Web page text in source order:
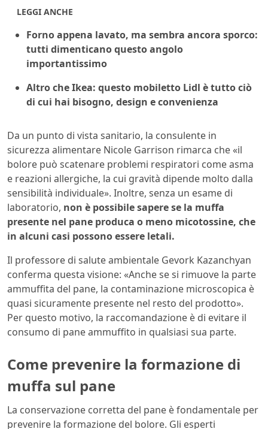
LEGGI ANCHE
Forno appena lavato, ma sembra ancora sporco:
tutti dimenticano questo angolo
importantissimo
Altro che Ikea: questo mobiletto Lidl è tutto ciò
di cui hai bisogno, design e convenienza
Da un punto di vista sanitario, la consulente in
sicurezza alimentare Nicole Garrison rimarca che «il
bolore può scatenare problemi respiratori come asma
e reazioni allergiche, la cui gravità dipende molto dalla
sensibilità individuale». Inoltre, senza un esame di
laboratorio, non è possibile sapere se la muffa
presente nel pane produca o meno micotossine, che
in alcuni casi possono essere letali.
Il professore di salute ambientale Gevork Kazanchyan
conferma questa visione: «Anche se si rimuove la parte
ammuffita del pane, la contaminazione microscopica è
quasi sicuramente presente nel resto del prodotto».
Per questo motivo, la raccomandazione è di evitare il
consumo di pane ammuffito in qualsiasi sua parte.
Come prevenire la formazione di
muffa sul pane
La conservazione corretta del pane è fondamentale per
prevenire la formazione del bolore. Gli esperti